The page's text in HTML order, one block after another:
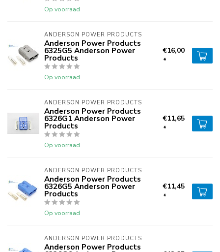
Op voorraad
ANDERSON POWER PRODUCTS
Anderson Power Products
6325G5 Anderson Power
Products
Op voorraad
€16,00
*
ANDERSON POWER PRODUCTS
Anderson Power Products
6326G1 Anderson Power
Products
Op voorraad
€11,65
*
ANDERSON POWER PRODUCTS
Anderson Power Products
6326G5 Anderson Power
Products
Op voorraad
€11,45
*
ANDERSON POWER PRODUCTS
Anderson Power Products